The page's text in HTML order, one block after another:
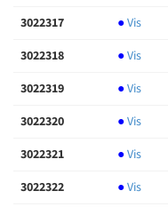
3022317
●Vis
3022318
●Vis
3022319
●Vis
3022320
●Vis
3022321
●Vis
3022322
●Vis